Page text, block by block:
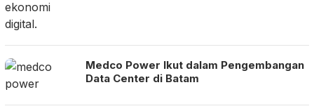
Medco Power Ikut dalam Pengembangan
Data Center di Batam